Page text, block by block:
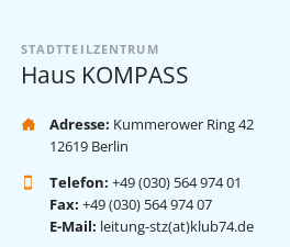
STADTTEILZENTRUM
Haus KOMPASS
Adresse: Kummerower Ring 42
12619 Berlin
Telefon: +49 (030) 564 974 01
Fax: +49 (030) 564 974 07
E-Mail: leitung-stz(at)klub74.de